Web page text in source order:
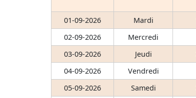
01-09-2026
Mardi
02-09-2026
Mercredi
03-09-2026
Jeudi
04-09-2026
Vendredi
05-09-2026
Samedi